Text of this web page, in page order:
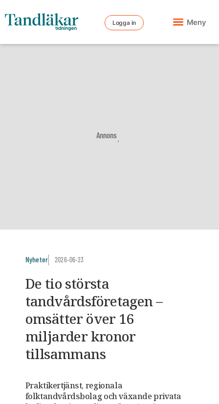
Logga in Meny
Annons
Nyheter 2026-06-23
De tio största
tandvårdsföretagen –
omsätter över 16
miljarder kronor
tillsammans
Praktikertjänst, regionala
folktandvårdsbolag och växande privata